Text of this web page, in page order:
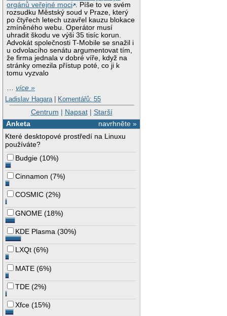
orgánů veřejné moci . Píše to ve svém
rozsudku Městský soud v Praze, který
po čtyřech letech uzavřel kauzu blokace
zmíněného webu. Operátor musí
uhradit škodu ve výši 35 tisíc korun.
Advokát společnosti T-Mobile se snažil i
u odvolacího senátu argumentovat tím,
že firma jednala v dobré víře, když na
stránky omezila přístup poté, co ji k
tomu vyzvalo
…více »
Ladislav Hagara | Komentářů: 55
Centrum | Napsat| Starší
navrhněte »
Anketa
Které desktopové prostředí na Linuxu
používáte?
Budgie (10%)
Cinnamon (7%)
COSMIC (2%)
GNOME (18%)
KDE Plasma (30%)
LXQt (6%)
MATE (6%)
TDE (2%)
Xfce (15%)